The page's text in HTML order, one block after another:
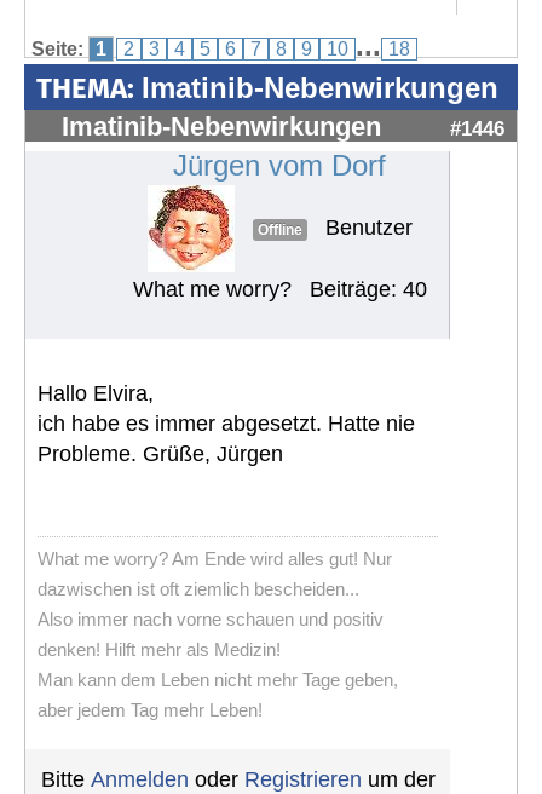
Seite: 1 2 3 4 5 6 7 8 9 10 ... 18
THEMA: Imatinib-Nebenwirkungen
Imatinib-Nebenwirkungen #1446
Jürgen vom Dorf
Offline Benutzer
What me worry? Beiträge: 40
Hallo Elvira,
ich habe es immer abgesetzt. Hatte nie
Probleme. Grüße, Jürgen
What me worry? Am Ende wird alles gut! Nur
dazwischen ist oft ziemlich bescheiden...
Also immer nach vorne schauen und positiv
denken! Hilft mehr als Medizin!
Man kann dem Leben nicht mehr Tage geben,
aber jedem Tag mehr Leben!
Bitte Anmelden oder Registrieren um der